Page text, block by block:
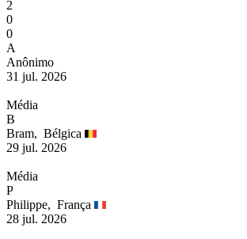
2
0
0
A
Anônimo
31 jul. 2026
Média
B
Bram, Bélgica
29 jul. 2026
Média
P
Philippe, França
28 jul. 2026